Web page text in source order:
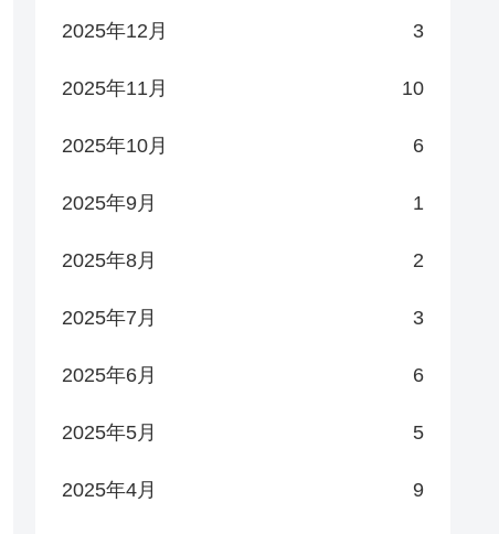
2025年12月 3
2025年11月 10
2025年10月 6
2025年9月 1
2025年8月 2
2025年7月 3
2025年6月 6
2025年5月 5
2025年4月 9